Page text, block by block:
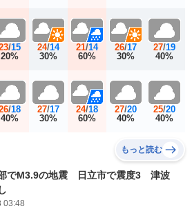
/15
20%
/18
40%
24/14
30%
27/17
30%
21/14
60%
24/18
60%
26/17
30%
27/20
40%
27/19
40%
25/20
40%
もっと読む
でM3.9の地震 日立市で震度3 津波
03:48